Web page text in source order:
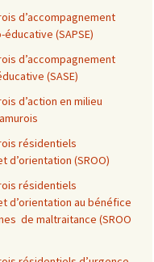
d’accompagnement
(SAPSE)
d’accompagnement
(SASE)
d’action en milieu
résidentiels
d’orientation (SROO)
résidentiels
d’orientation au bénéfice
de maltraitance (SROO